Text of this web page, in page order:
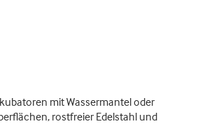
mit Wassermantel oder
rostfreier Edelstahl und